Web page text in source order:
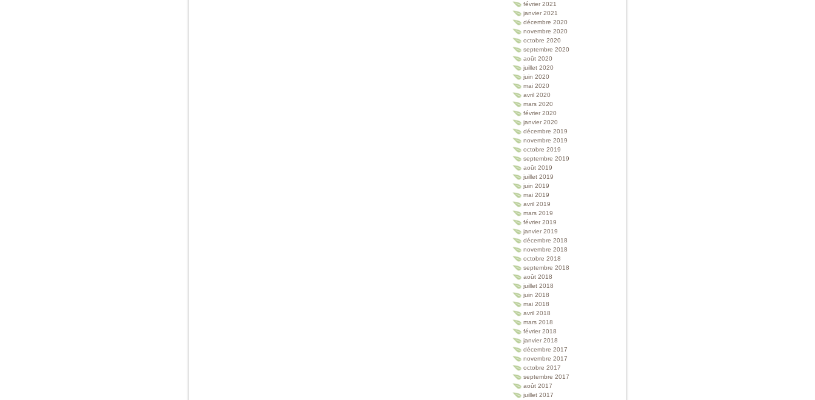
février 2021
janvier 2021
décembre 2020
novembre 2020
octobre 2020
septembre 2020
août 2020
juillet 2020
juin 2020
mai 2020
avril 2020
mars 2020
février 2020
janvier 2020
décembre 2019
novembre 2019
octobre 2019
septembre 2019
août 2019
juillet 2019
juin 2019
mai 2019
avril 2019
mars 2019
février 2019
janvier 2019
décembre 2018
novembre 2018
octobre 2018
septembre 2018
août 2018
juillet 2018
juin 2018
mai 2018
avril 2018
mars 2018
février 2018
janvier 2018
décembre 2017
novembre 2017
octobre 2017
septembre 2017
août 2017
juillet 2017